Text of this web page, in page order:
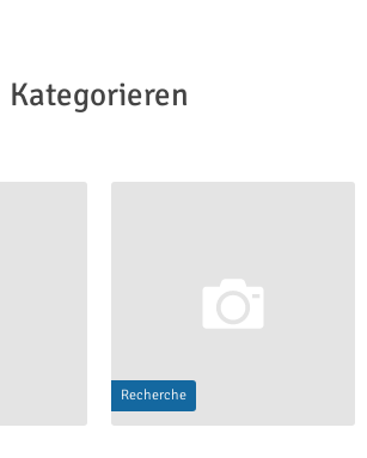
Kategorieren
Recherche